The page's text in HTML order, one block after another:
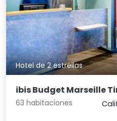
Hotel de 2 estrellas
ibis Budget Marseille
63 habitaciones